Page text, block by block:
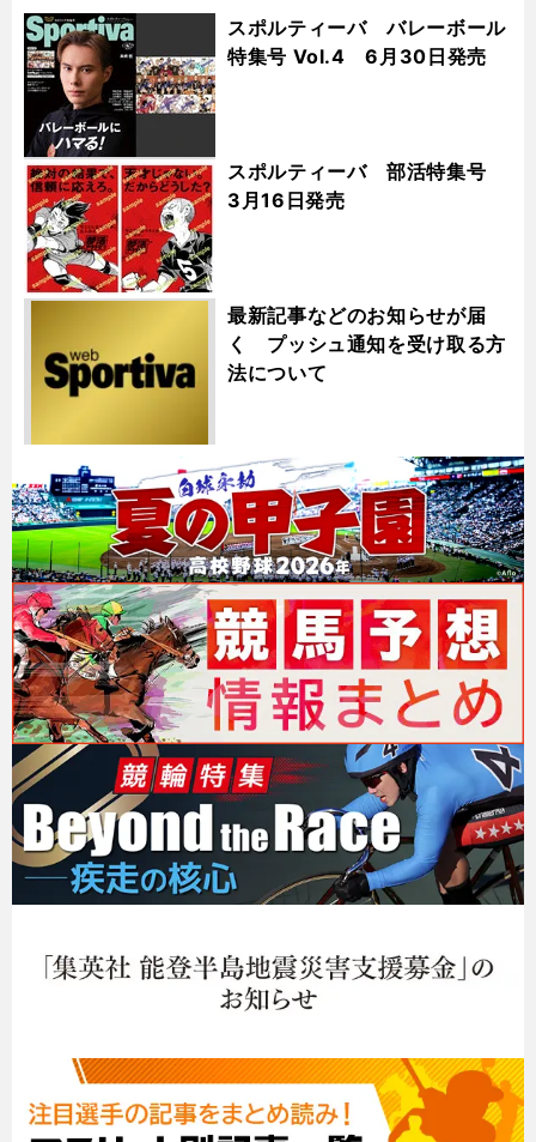
スポルティーバ バレーボール
特集号 Vol.4 6月30日発売
スポルティーバ 部活特集号
3月16日発売
最新記事などのお知らせが届
く プッシュ通知を受け取る方
法について